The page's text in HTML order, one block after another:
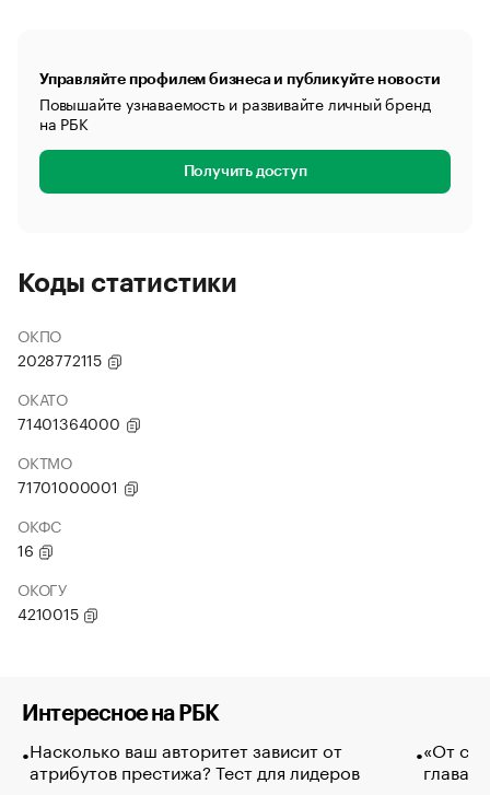
Управляйте профилем бизнеса и публикуйте новости
Повышайте узнаваемость и развивайте личный бренд
на РБК
Получить доступ
Коды статистики
ОКПО
2028772115
ОКАТО
71401364000
ОКТМО
71701000001
ОКФС
16
ОКОГУ
4210015
Интересное на РБК
Насколько ваш авторитет зависит от
атрибутов престижа? Тест для лидеров
«От
глава